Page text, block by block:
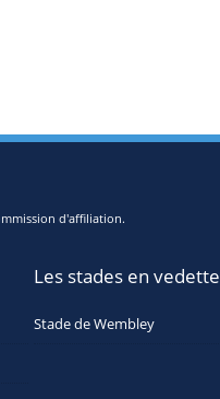
d'affiliation.
Les stades en vedette
Stade de Wembley